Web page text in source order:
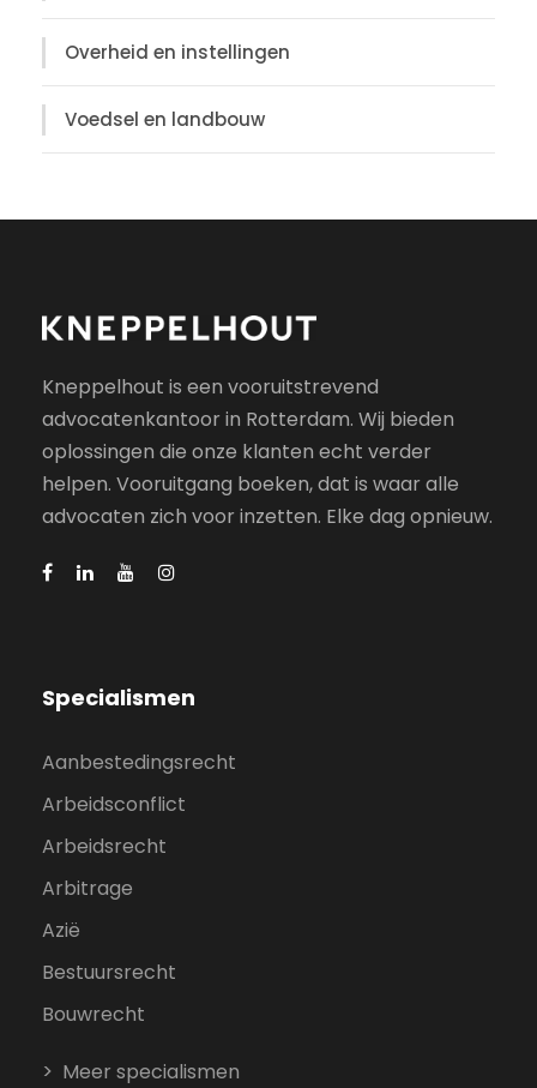
Overheid en instellingen
Voedsel en landbouw
Kneppelhout is een vooruitstrevend
advocatenkantoor in Rotterdam. Wij bieden
oplossingen die onze klanten echt verder
helpen. Vooruitgang boeken, dat is waar alle
advocaten zich voor inzetten. Elke dag opnieuw.
Specialismen
Aanbestedingsrecht
Arbeidsconflict
Arbeidsrecht
Arbitrage
Azië
Bestuursrecht
Bouwrecht
Meer specialismen